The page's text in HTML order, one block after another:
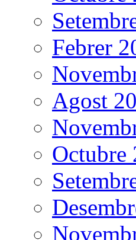
Febrer
Agost
Octubre